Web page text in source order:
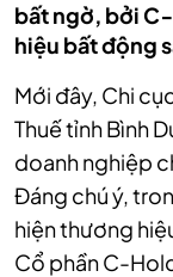
bất ngờ, bởi
hiệu bất động
Mới đây, Chi
Thuế tỉnh Bình
doanh nghiệp
Đáng chú ý,
hiện thương
Cổ phần C-